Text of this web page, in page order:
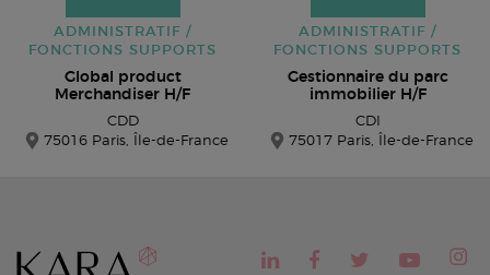
ADMINISTRATIF /
FONCTIONS SUPPORTS
Global product
Merchandiser H/F
CDD
75016 Paris, Île-de-France
ADMINISTRATIF /
FONCTIONS SUPPORTS
Gestionnaire du parc
immobilier H/F
CDI
75017 Paris, Île-de-France